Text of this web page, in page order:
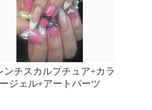
ンチスカルプチュア+カラ
ージェル+アートパーツ